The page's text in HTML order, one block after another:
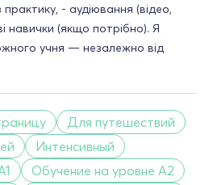
- аудіювання (відео,
навички (якщо потрібно). Я
учня — незалежно від
Для путешествий
Интенсивный
Обучение на уровне A2